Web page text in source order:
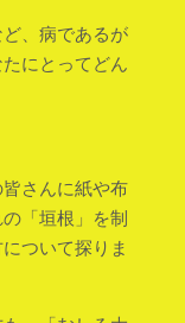
、病であるが
にとってどん
さんに紙や布
「垣根」を制
ついて探りま